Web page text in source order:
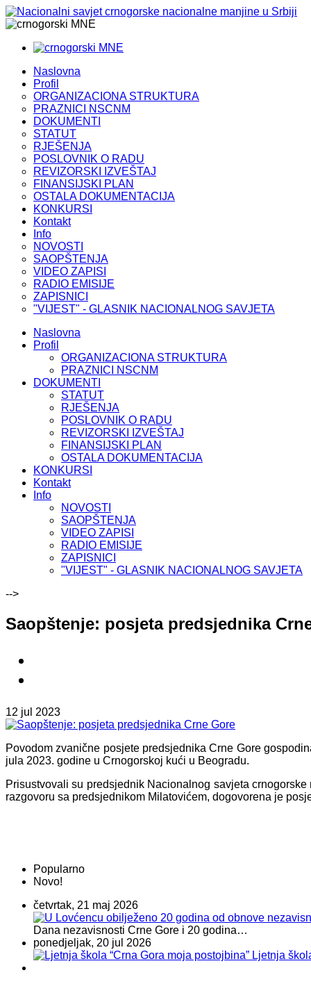
MNE
MNE
Naslovna
Profil
ORGANIZACIONA STRUKTURA
PRAZNICI NSCNM
DOKUMENTI
STATUT
RJEŠENJA
POSLOVNIK O RADU
REVIZORSKI IZVEŠTAJ
FINANSIJSKI PLAN
OSTALA DOKUMENTACIJA
KONKURSI
Kontakt
Info
NOVOSTI
SAOPŠTENJA
VIDEO ZAPISI
RADIO EMISIJE
ZAPISNICI
"VIJEST" - GLASNIK NACIONALNOG SAVJETA
Naslovna
Profil
ORGANIZACIONA STRUKTURA
PRAZNICI NSCNM
DOKUMENTI
STATUT
RJEŠENJA
POSLOVNIK O RADU
REVIZORSKI IZVEŠTAJ
FINANSIJSKI PLAN
OSTALA DOKUMENTACIJA
KONKURSI
Kontakt
Info
NOVOSTI
SAOPŠTENJA
VIDEO ZAPISI
RADIO EMISIJE
ZAPISNICI
"VIJEST" - GLASNIK NACIONALNOG SAVJETA
-->
Saopštenje: posjeta predsjednika
12 jul 2023
Povodom zvanične posjete predsjednika Crne Gore
jula 2023. godine u Crnogorskoj kući u Beogradu.
Prisustvovali su predsjednik Nacionalnog savjeta
razgovoru sa predsjednikom Milatovićem, dogovorena je
Popularno
Novo!
četvrtak, 21 maj 2026
Dana nezavisnosti Crne Gore i 20 godina…
ponedjeljak, 20 jul 2026
Ljetnja